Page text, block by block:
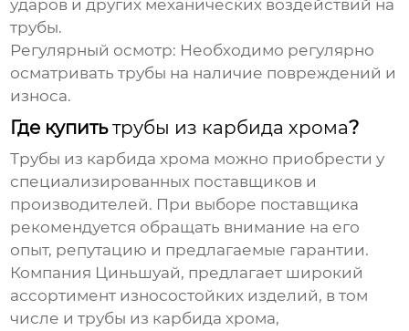
ударов и других механических воздействий на
трубы.
Регулярный осмотр: Необходимо регулярно
осматривать трубы на наличие повреждений и
износа.
Где купитьтрубы из карбида хрома?
Трубы из карбида хрома можно приобрести у
специализированных поставщиков и
производителей. При выборе поставщика
рекомендуется обращать внимание на его
опыт, репутацию и предлагаемые гарантии.
Компания Циньшуай, предлагает широкий
ассортимент износостойких изделий, в том
числе итрубы из карбида хрома,